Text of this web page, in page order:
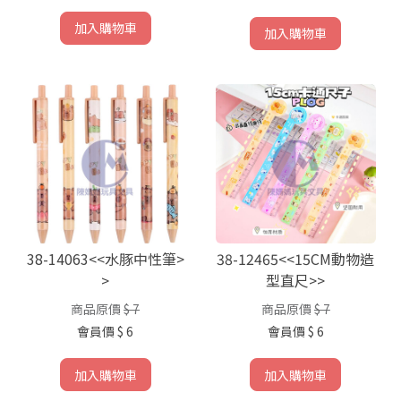
加入購物車 加入購物車
38-14063<<水豚中性筆>
>
商品原價 $ 7
會員價 $ 6
加入購物車
38-12465<<15CM動物造
型直尺>>
商品原價 $ 7
會員價 $ 6
加入購物車